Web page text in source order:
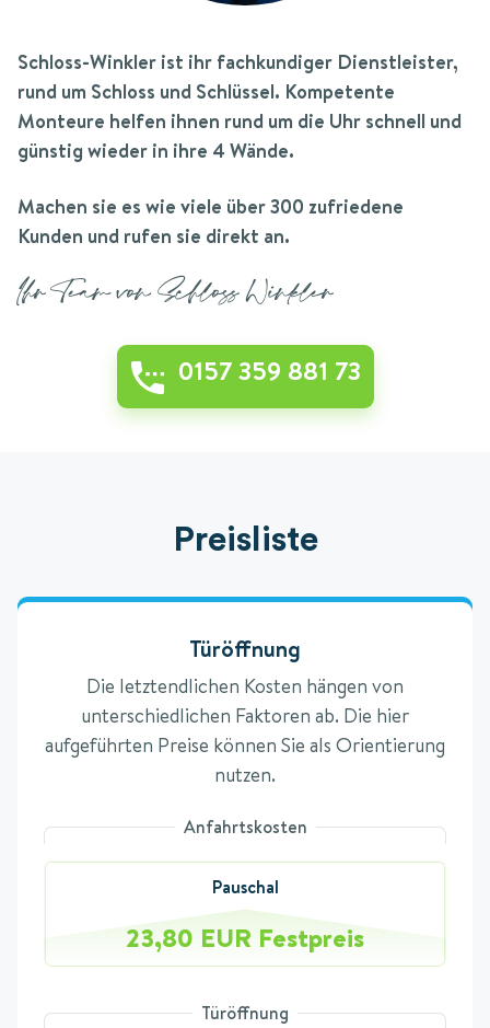
Schloss-Winkler ist ihr fachkundiger Dienstleister,
rund um Schloss und Schlüssel. Kompetente
Monteure helfen ihnen rund um die Uhr schnell und
günstig wieder in ihre 4 Wände.
Machen sie es wie viele über 300 zufriedene
Kunden und rufen sie direkt an.
Ihr Team von Schloss Winkler
0157 359 881 73
Preisliste
Türöffnung
Die letztendlichen Kosten hängen von
unterschiedlichen Faktoren ab. Die hier
aufgeführten Preise können Sie als Orientierung
nutzen.
Anfahrtskosten
Pauschal
23,80 EUR Festpreis
Türöffnung